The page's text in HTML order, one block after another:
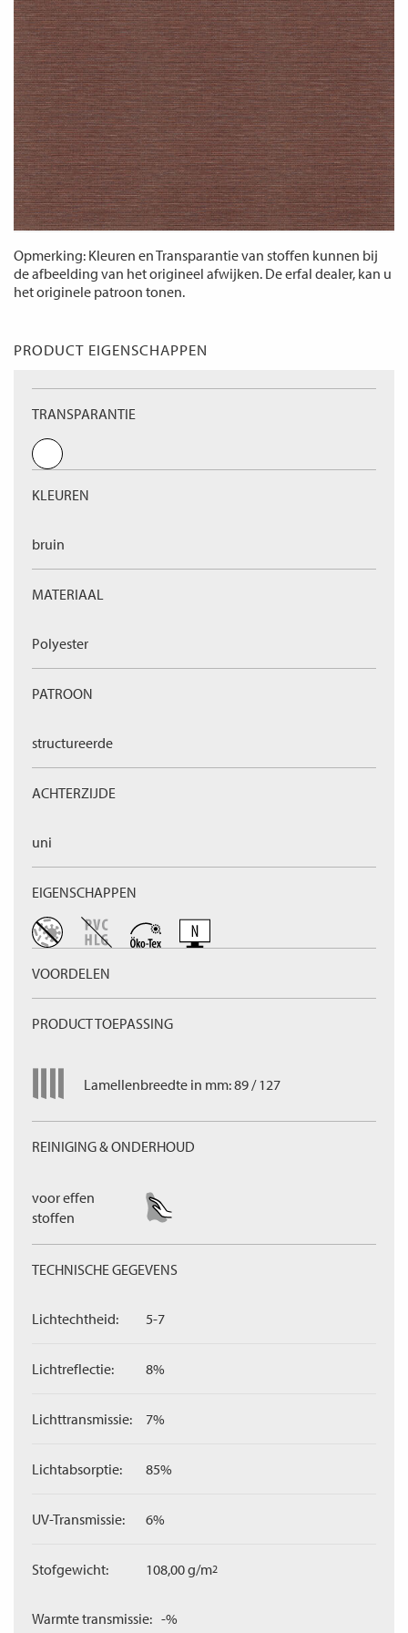
Opmerking: Kleuren en Transparantie van stoffen kunnen bij
de afbeelding van het origineel afwijken. De erfal dealer, kan u
het originele patroon tonen.
PRODUCT EIGENSCHAPPEN
TRANSPARANTIE
KLEUREN
bruin
MATERIAAL
Polyester
PATROON
structureerde
ACHTERZIJDE
uni
EIGENSCHAPPEN
VOORDELEN
PRODUCT TOEPASSING
Lamellenbreedte in mm: 89 / 127
REINIGING & ONDERHOUD
voor effen
stoffen
TECHNISCHE GEGEVENS
Lichtechtheid: 5-7
Lichtreflectie: 8%
Lichttransmissie: 7%
Lichtabsorptie: 85%
UV-Transmissie: 6%
Stofgewicht: 108,00 g/m2
Warmte transmissie: -%